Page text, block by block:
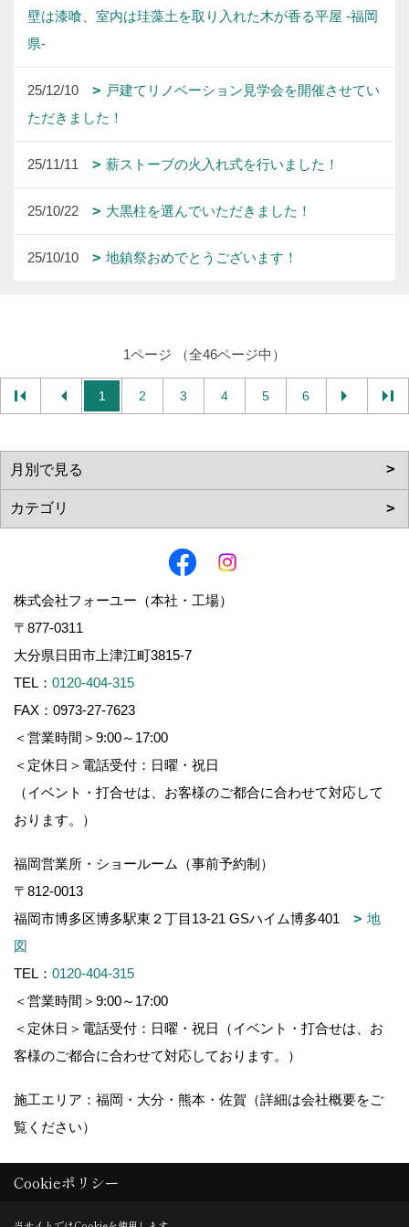
壁は漆喰、室内は珪藻土を取り入れた木が香る平屋 -福岡
県-
25/12/10
戸建てリノベーション見学会を開催させてい
ただきました！
25/11/11 薪ストーブの火入れ式を行いました！
25/10/22 大黒柱を選んでいただきました！
25/10/10 地鎮祭おめでとうございます！
1ページ （全46ページ中）
1 2 3 4 5 6
株式会社フォーユー（本社・工場）
〒877-0311
大分県日田市上津江町3815-7
TEL： 0120-404-315
FAX：0973-27-7623
＜営業時間＞9:00～17:00
＜定休日＞電話受付：日曜・祝日
（イベント・打合せは、お客様のご都合に合わせて対応して
おります。）
福岡営業所・ショールーム（事前予約制）
〒812-0013
福岡市博多区博多駅東２丁目13-21 GSハイム博多401
地
図
TEL： 0120-404-315
＜営業時間＞9:00～17:00
＜定休日＞電話受付：日曜・祝日（イベント・打合せは、お
客様のご都合に合わせて対応しております。）
施工エリア：福岡・大分・熊本・佐賀（詳細は会社概要をご
覧ください）
Copyright (c) 木造りの家フォーユー. All Rights Reserved.
Cookieポリシー